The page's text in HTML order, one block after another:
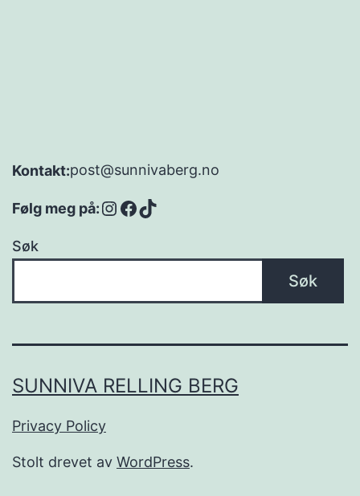
Kontakt:post@sunnivaberg.no
Følg meg på:Instagram
Facebook
TikTok
Søk
Søk
SUNNIVA RELLING BERG
Privacy Policy
Stolt drevet av WordPress.